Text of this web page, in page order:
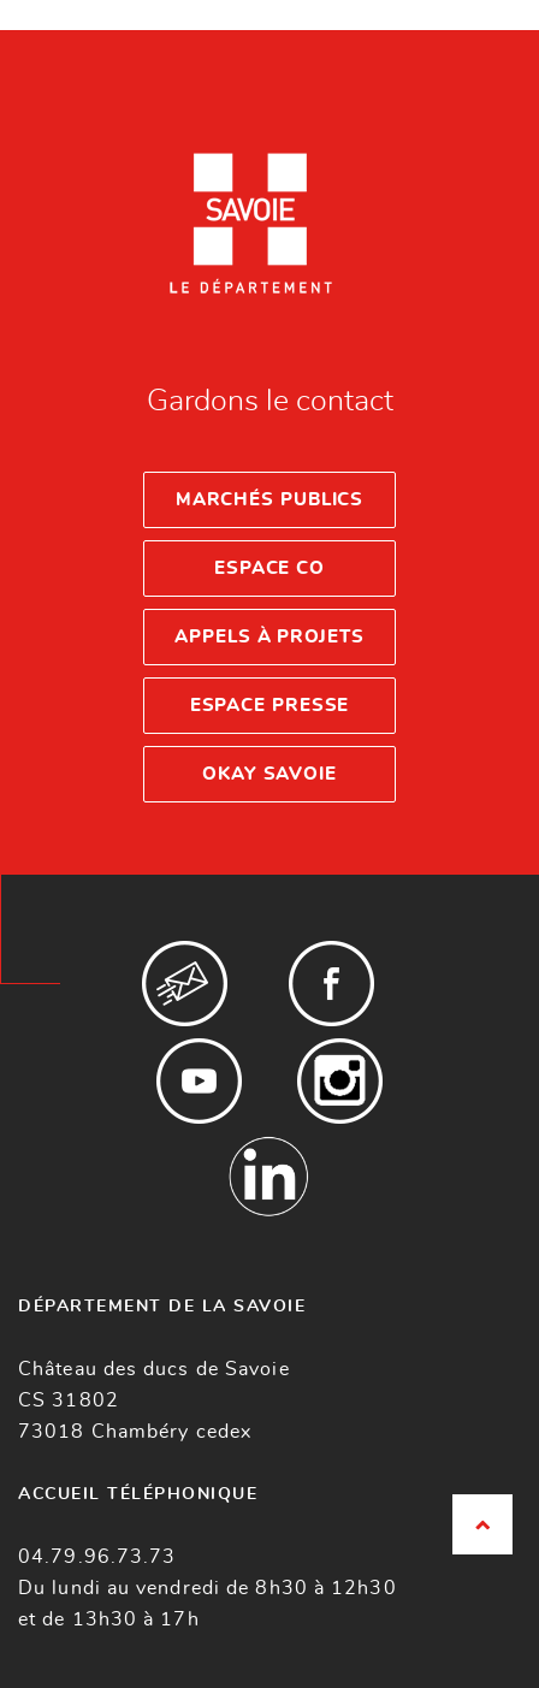
Gardons le contact
MARCHÉS PUBLICS
ESPACE CO
APPELS À PROJETS
ESPACE PRESSE
OKAY SAVOIE
DÉPARTEMENT DE LA SAVOIE
Château des ducs de Savoie
CS 31802
73018 Chambéry cedex
ACCUEIL TÉLÉPHONIQUE
04.79.96.73.73
Du lundi au vendredi de 8h30 à 12h30
et de 13h30 à 17h